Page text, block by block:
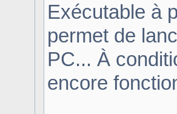
Exécutable à
permet de
PC... À
encore